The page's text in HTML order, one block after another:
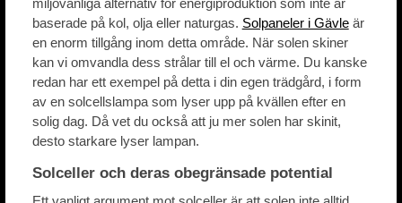
miljövänliga alternativ för energiproduktion som inte är
baserade på kol, olja eller naturgas. Solpaneler i Gävleär
en enorm tillgång inom detta område. När solen skiner
kan vi omvandla dess strålar till el och värme. Du kanske
redan har ett exempel på detta i din egen trädgård, i form
av en solcellslampa som lyser upp på kvällen efter en
solig dag. Då vet du också att ju mer solen har skinit,
desto starkare lyser lampan.
Solceller och deras obegränsade potential